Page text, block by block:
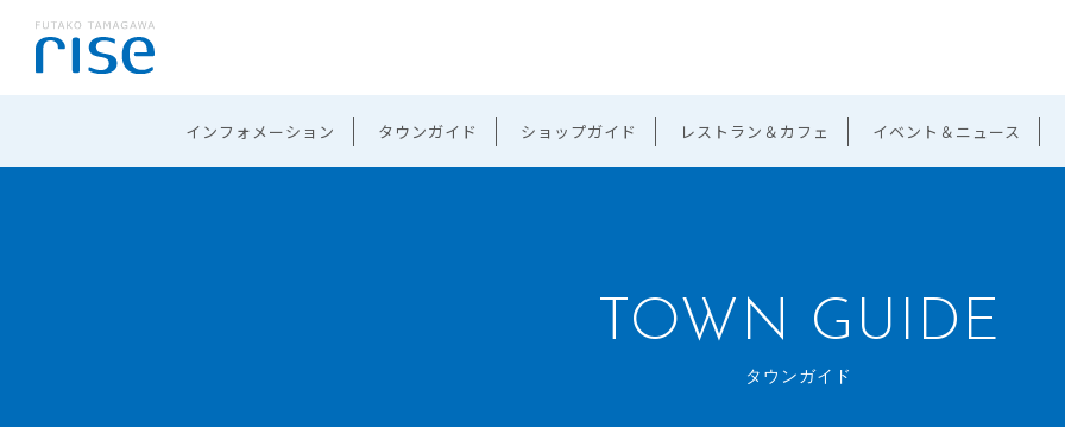
インフォメーション タウンガイド ショップガイド レストラン＆カフェ イベント＆ニュース
TOWN GUIDE
タウンガイド